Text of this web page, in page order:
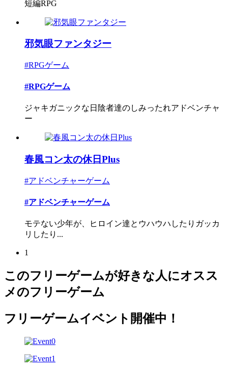
短編RPG
邪気眼ファンタジー
#RPGゲーム
#RPGゲーム
ジャキガニックな日陰者達のしみったれアドベンチャ
ー
春風コン太の休日Plus
#アドベンチャーゲーム
#アドベンチャーゲーム
モテない少年が、ヒロイン達とウハウハしたりガッカ
リしたり...
1
このフリーゲームが好きな人にオスス
メのフリーゲーム
フリーゲームイベント開催中！